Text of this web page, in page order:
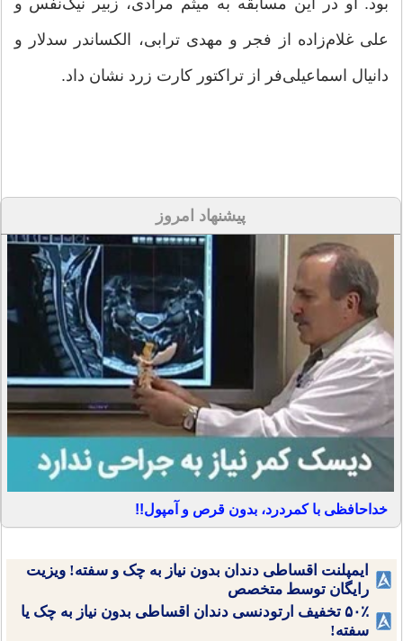
علی غلام‌زاده از فجر و مهدی ترابی، الکساندر سدلار و
دانیال اسماعیلی‌فر از تراکتور کارت زرد نشان داد.
پیشنهاد امروز
خداحافظی با کمردرد، بدون قرص و آمپول!!
ایمپلنت اقساطی دندان بدون نیاز به چک و سفته! ویزیت
رایگان توسط متخصص
۵۰٪ تخفیف ارتودنسی دندان اقساطی بدون نیاز به چک یا
سفته!